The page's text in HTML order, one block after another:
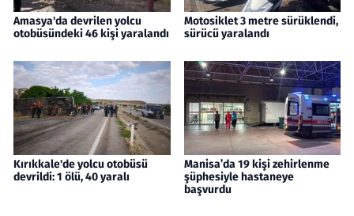
Amasya'da devrilen yolcu
otobüsündeki 46 kişi yaralandı
Motosiklet 3 metre sürüklendi,
sürücü yaralandı
Kırıkkale'de yolcu otobüsü
devrildi: 1 ölü, 40 yaralı
Manisa’da 19 kişi zehirlenme
şüphesiyle hastaneye
başvurdu